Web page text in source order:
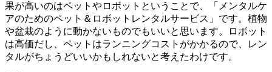
果が高いのはペットやロボットということで、「メンタルケ
アのためのペット＆ロボットレンタルサービス」です。植物
や盆栽のように動かないものでもいいと思います。ロボット
は高価だし、ペットはランニングコストがかかるので、レン
タルがちょうどいいかもしれないと考えたわけです。